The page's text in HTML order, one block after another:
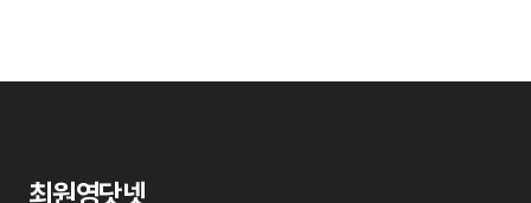
최원영닷넷